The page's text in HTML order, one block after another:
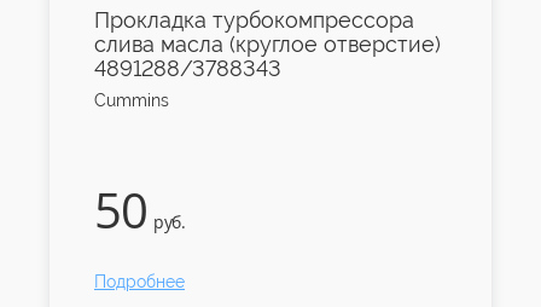
Прокладка турбокомпрессора
слива масла (круглое отверстие)
4891288/3788343
Cummins
50 руб.
Подробнее